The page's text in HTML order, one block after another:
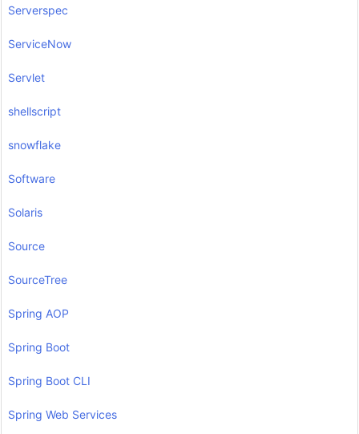
Serverspec
ServiceNow
Servlet
shellscript
snowflake
Software
Solaris
Source
SourceTree
Spring AOP
Spring Boot
Spring Boot CLI
Spring Web Services